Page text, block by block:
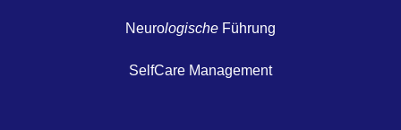
Neurologische Führung
SelfCare Management